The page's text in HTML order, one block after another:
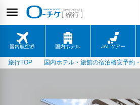
国内航空券 国内ホテル JALツアー
旅行TOP 国内ホテル・旅館の宿泊格安予約